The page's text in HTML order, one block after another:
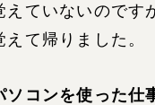
えていないのです
て帰りました。
ソコンを使った仕